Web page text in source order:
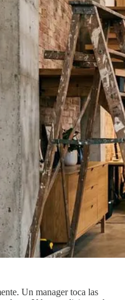
Un manager toca las